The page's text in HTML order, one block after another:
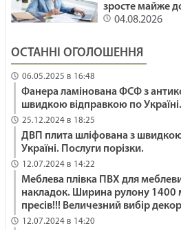
29.01.2025
РОСТИ ЯК ГІМАЛАЇ /
ДЕ МІЙ ГОЛІАФ? /
29.01.2025
зросте майже
04.08.2026
ОСТАННІ ОГОЛОШЕННЯ
06.05.2025 в 16:48
Фанера ламінована ФСФ з
швидкою відправкою по Україні.
25.12.2024 в 18:25
ДВП плита шліфована з
Україні. Послуги порізки.
12.07.2024 в 14:22
Меблева плівка ПВХ для
накладок. Ширина рулону 1400
пресів!!! Величезний вибір
12.07.2024 в 14:20